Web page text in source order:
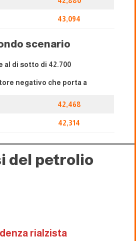
43,094
scenario
al di sotto di 42.700
negativo che porta a
42,468
42,314
del petrolio
rialzista